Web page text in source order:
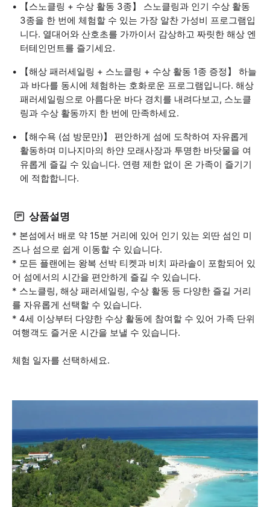
【스노클링 + 수상 활동 3종】 스노클링과 인기 수상 활동
3종을 한 번에 체험할 수 있는 가장 알찬 가성비 프로그램입
니다. 열대어와 산호초를 가까이서 감상하고 짜릿한 해상 엔
터테인먼트를 즐기세요.
【해상 패러세일링 + 스노클링 + 수상 활동 1종 증정】 하늘
과 바다를 동시에 체험하는 호화로운 프로그램입니다. 해상
패러세일링으로 아름다운 바다 경치를 내려다보고, 스노클
링과 수상 활동까지 한 번에 만족하세요.
【해수욕 (섬 방문만)】 편안하게 섬에 도착하여 자유롭게
활동하며 미나지마의 하얀 모래사장과 투명한 바닷물을 여
유롭게 즐길 수 있습니다. 연령 제한 없이 온 가족이 즐기기
에 적합합니다.
상품설명
* 본섬에서 배로 약 15분 거리에 있어 인기 있는 외딴 섬인 미
즈나 섬으로 쉽게 이동할 수 있습니다.
* 모든 플랜에는 왕복 선박 티켓과 비치 파라솔이 포함되어 있
어 섬에서의 시간을 편안하게 즐길 수 있습니다.
* 스노클링, 해상 패러세일링, 수상 활동 등 다양한 즐길 거리
를 자유롭게 선택할 수 있습니다.
* 4세 이상부터 다양한 수상 활동에 참여할 수 있어 가족 단위
여행객도 즐거운 시간을 보낼 수 있습니다.
체험 일자를 선택하세요.